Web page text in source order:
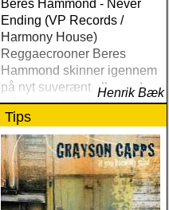
Beres Hammond - Never
Ending (VP Records /
Harmony House)
Reggaecrooner Beres
Hammond skinner igennem
på nyt suverænt album, der
måske er hans bedste
gennem tiderne
Henrik Bæk
Tips